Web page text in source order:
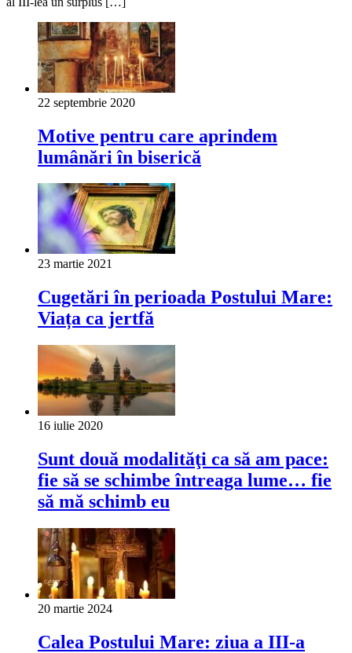
22 septembrie 2020
Motive pentru care aprindem
lumânări în biserică
23 martie 2021
Cugetări în perioada Postului Mare:
Viața ca jertfă
16 iulie 2020
Sunt două modalităţi ca să am pace:
fie să se schimbe întreaga lume… fie
să mă schimb eu
20 martie 2024
Calea Postului Mare: ziua a III-a